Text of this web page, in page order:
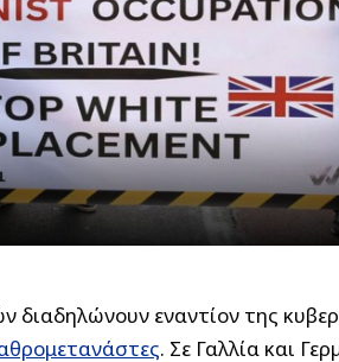
διαδηλώνουν εναντίον της
. Σε Γαλλία και